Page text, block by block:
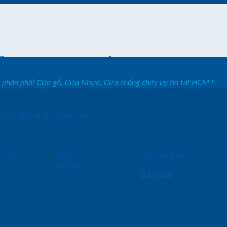
Sàn gỗ Cầu thang gỗ
Cửa kính
Báo Giá
phân phối Cửa gỗ, Cửa Nhựa, Cửa chống cháy uy tín tại HCM !
Sinh Đang Hot Hiện Nay